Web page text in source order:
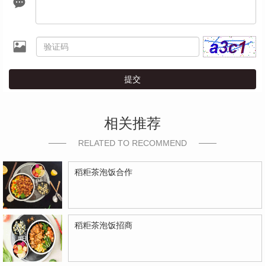
提交
相关推荐
RELATED TO RECOMMEND
稻粔茶泡饭合作
稻粔茶泡饭招商